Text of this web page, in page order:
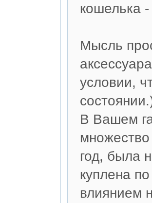
кошелька
Мысль
условии,
В Вашем
год, была
куплена
влиянием